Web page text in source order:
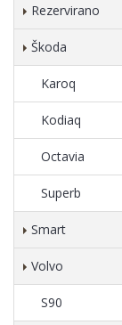
Rezervirano
Škoda
Karoq
Kodiaq
Octavia
Superb
Smart
Volvo
S90